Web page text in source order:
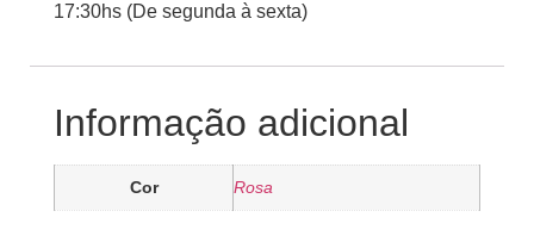
17:30hs (De segunda à sexta)
Informação adicional
Cor Rosa